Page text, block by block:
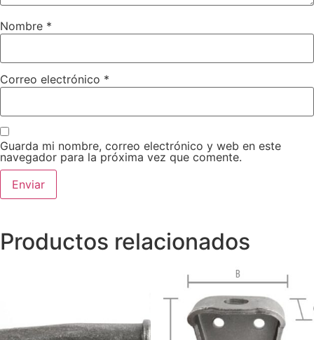
Nombre *
Correo electrónico *
Guarda mi nombre, correo electrónico y web en este
navegador para la próxima vez que comente.
Productos relacionados